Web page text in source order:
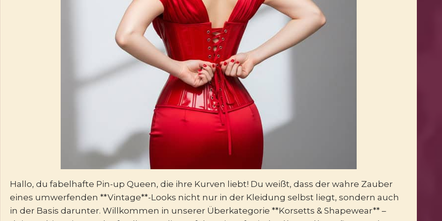
Hallo, du fabelhafte Pin-up Queen, die ihre Kurven liebt! Du weißt, dass der wahre Zauber
eines umwerfenden **Vintage**-Looks nicht nur in der Kleidung selbst liegt, sondern auch
in der Basis darunter. Willkommen in unserer Überkategorie **Korsetts & Shapewear** –